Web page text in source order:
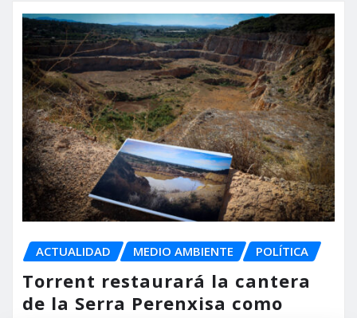
ACTUALIDAD MEDIO AMBIENTE POLÍTICA
Torrent restaurará la cantera
de la Serra Perenxisa como